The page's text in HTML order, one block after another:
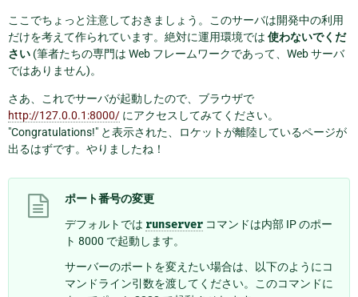
ここでちょっと注意しておきましょう。このサーバは開発中の利用
だけを考えて作られています。絶対に運用環境では 使わないでくだ
さい (筆者たちの専門は Web フレームワークであって、Web サーバ
ではありません)。
さあ、これでサーバが起動したので、ブラウザで
http://127.0.0.1:8000/ にアクセスしてみてください。
"Congratulations!" と表示された、ロケットが離陸しているページが
出るはずです。やりましたね！
ポート番号の変更
デフォルトでは runserver コマンドは内部 IP のポー
ト 8000 で起動します。
サーバーのポートを変えたい場合は、以下のようにコ
マンドライン引数を渡してください。このコマンドに